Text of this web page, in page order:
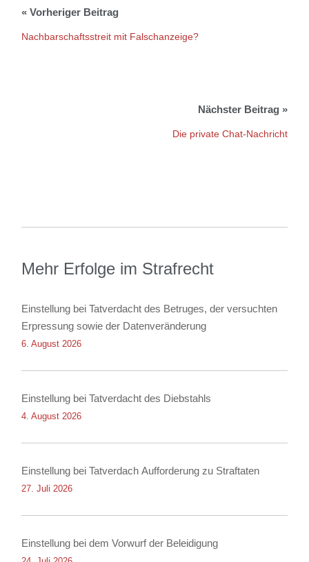
Nachbarschaftsstreit mit Falschanzeige?
Die private Chat-Nachricht
Mehr Erfolge im Strafrecht
Einstellung bei Tatverdacht des Betruges, der versuchten
Erpressung sowie der Datenveränderung
6. August 2026
Einstellung bei Tatverdacht des Diebstahls
4. August 2026
Einstellung bei Tatverdach Aufforderung zu Straftaten
27. Juli 2026
Einstellung bei dem Vorwurf der Beleidigung